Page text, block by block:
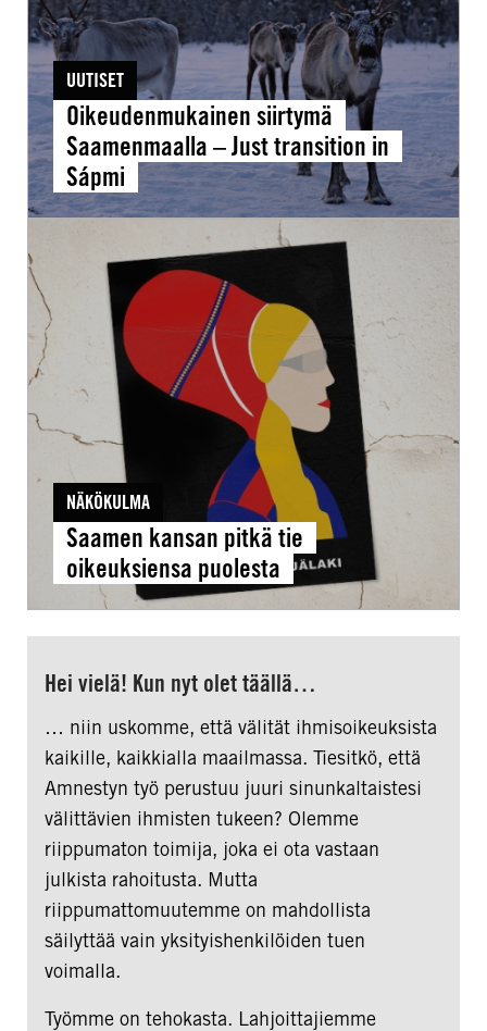
in
Sápmi
UUTISET
Oikeudenmukainen siirtymä
Saamenmaalla – Just transition in
Sápmi
kansan
pitkä
tie
oikeuksiensa
puolesta
NÄKÖKULMA
Saamen kansan pitkä tie
oikeuksiensa puolesta
Hei vielä! Kun nyt olet täällä…
… niin uskomme, että välität ihmisoikeuksista
kaikille, kaikkialla maailmassa. Tiesitkö, että
Amnestyn työ perustuu juuri sinunkaltaistesi
välittävien ihmisten tukeen? Olemme
riippumaton toimija, joka ei ota vastaan
julkista rahoitusta. Mutta
riippumattomuutemme on mahdollista
säilyttää vain yksityishenkilöiden tuen
voimalla.
Työmme on tehokasta. Lahjoittajiemme